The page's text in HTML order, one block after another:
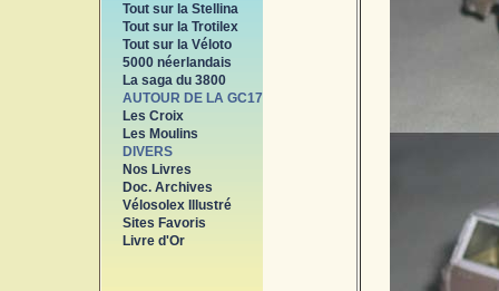
Tout sur la Stellina
Tout sur la Trotilex
Tout sur la Véloto
5000 néerlandais
La saga du 3800
AUTOUR DE LA GC17
Les Croix
Les Moulins
DIVERS
Nos Livres
Doc. Archives
Vélosolex Illustré
Sites Favoris
Livre d'Or